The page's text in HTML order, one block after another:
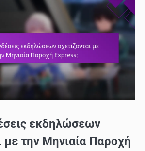
εκδηλώσεων
με την Μηνιαία Παροχή